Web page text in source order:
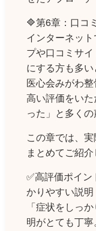
🔷第6章：口コ
インターネッ
プや口コミサ
にする方も多い
医心会みがわ
高い評価をい
った」と多くの
この章では、
まとめてご紹介
✅高評価ポイ
かりやすい説明
「症状をしっ
明がとても丁寧